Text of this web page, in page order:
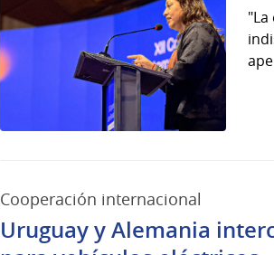
Cooperación internacional
Uruguay y Alemania